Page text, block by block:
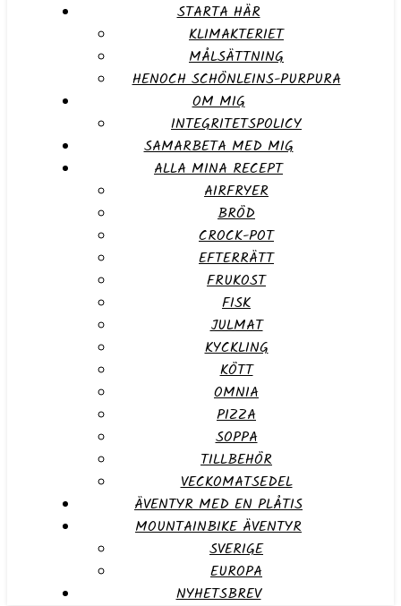
STARTA HÄR
KLIMAKTERIET
MÅLSÄTTNING
HENOCH SCHÖNLEINS-PURPURA
OM MIG
INTEGRITETSPOLICY
SAMARBETA MED MIG
ALLA MINA RECEPT
AIRFRYER
BRÖD
CROCK-POT
EFTERRÄTT
FRUKOST
FISK
JULMAT
KYCKLING
KÖTT
OMNIA
PIZZA
SOPPA
TILLBEHÖR
VECKOMATSEDEL
ÄVENTYR MED EN PLÅTIS
MOUNTAINBIKE ÄVENTYR
SVERIGE
EUROPA
NYHETSBREV